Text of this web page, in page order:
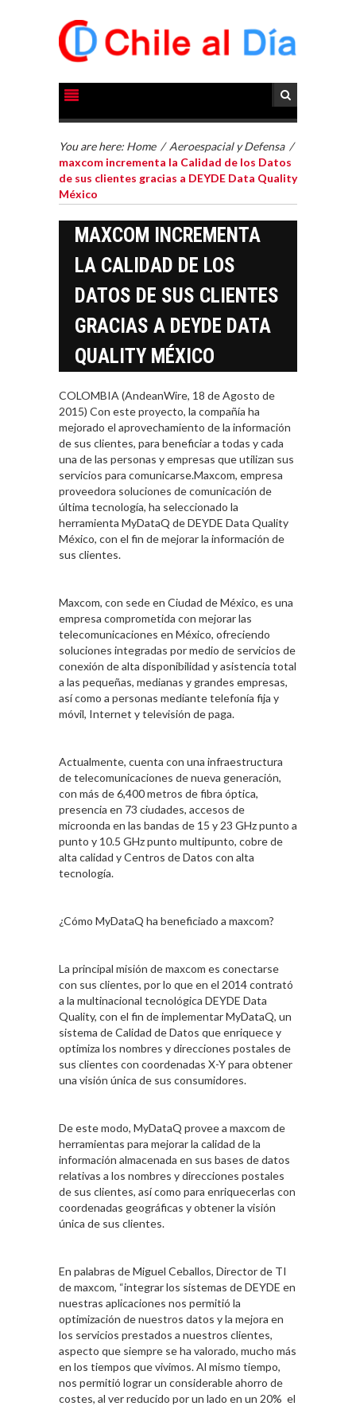
You are here: Home /Aeroespacial y Defensa /
maxcom incrementa la Calidad de los Datos
de sus clientes gracias a DEYDE Data Quality
México
MAXCOM INCREMENTA
LA CALIDAD DE LOS
DATOS DE SUS CLIENTES
GRACIAS A DEYDE DATA
QUALITY MÉXICO
COLOMBIA (AndeanWire, 18 de Agosto de
2015) Con este proyecto, la compañía ha
mejorado el aprovechamiento de la información
de sus clientes, para beneficiar a todas y cada
una de las personas y empresas que utilizan sus
servicios para comunicarse.Maxcom, empresa
proveedora soluciones de comunicación de
última tecnología, ha seleccionado la
herramienta MyDataQ de DEYDE Data Quality
México, con el fin de mejorar la información de
sus clientes.
Maxcom, con sede en Ciudad de México, es una
empresa comprometida con mejorar las
telecomunicaciones en México, ofreciendo
soluciones integradas por medio de servicios de
conexión de alta disponibilidad y asistencia total
a las pequeñas, medianas y grandes empresas,
así como a personas mediante telefonía fija y
móvil, Internet y televisión de paga.
Actualmente, cuenta con una infraestructura
de telecomunicaciones de nueva generación,
con más de 6,400 metros de fibra óptica,
presencia en 73 ciudades, accesos de
microonda en las bandas de 15 y 23 GHz punto a
punto y 10.5 GHz punto multipunto, cobre de
alta calidad y Centros de Datos con alta
tecnología.
¿Cómo MyDataQ ha beneficiado a maxcom?
La principal misión de maxcom es conectarse
con sus clientes, por lo que en el 2014 contrató
a la multinacional tecnológica DEYDE Data
Quality, con el fin de implementar MyDataQ, un
sistema de Calidad de Datos que enriquece y
optimiza los nombres y direcciones postales de
sus clientes con coordenadas X-Y para obtener
una visión única de sus consumidores.
De este modo, MyDataQ provee a maxcom de
herramientas para mejorar la calidad de la
información almacenada en sus bases de datos
relativas a los nombres y direcciones postales
de sus clientes, así como para enriquecerlas con
coordenadas geográficas y obtener la visión
única de sus clientes.
En palabras de Miguel Ceballos, Director de TI
de maxcom, “integrar los sistemas de DEYDE en
nuestras aplicaciones nos permitió la
optimización de nuestros datos y la mejora en
los servicios prestados a nuestros clientes,
aspecto que siempre se ha valorado, mucho más
en los tiempos que vivimos. Al mismo tiempo,
nos permitió lograr un considerable ahorro de
costes, al ver reducido por un lado en un 20% el